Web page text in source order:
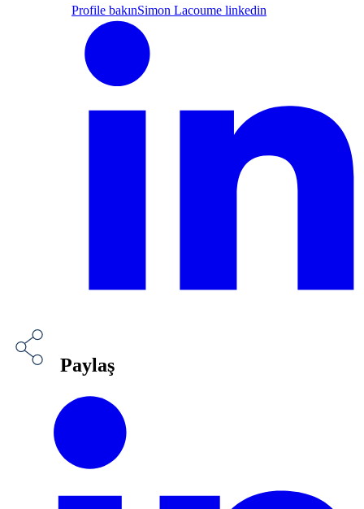
Profile bakınSimon Lacoume linkedin
Paylaş